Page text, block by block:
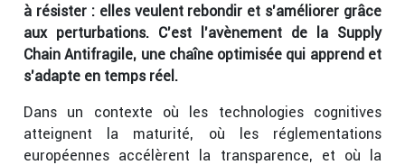
à résister : elles veulent rebondir et s’améliorer grâce
aux perturbations. C’est l’avènement de la Supply
Chain Antifragile, une chaîne optimisée qui apprend et
s’adapte en temps réel.
Dans un contexte où les technologies cognitives
atteignent la maturité, où les réglementations
européennes accélèrent la transparence, et où la